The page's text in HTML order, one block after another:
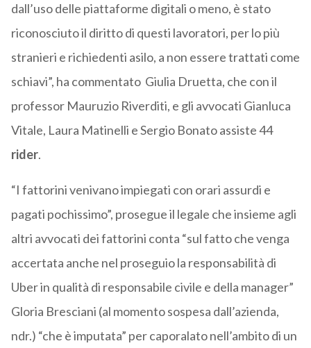
dall’uso delle piattaforme digitali o meno, è stato
riconosciuto il diritto di questi lavoratori, per lo più
stranieri e richiedenti asilo, a non essere trattati come
schiavi”, ha commentato Giulia Druetta, che con il
professor Mauruzio Riverditi, e gli avvocati Gianluca
Vitale, Laura Matinelli e Sergio Bonato assiste 44
rider.
“I fattorini venivano impiegati con orari assurdi e
pagati pochissimo”, prosegue il legale che insieme agli
altri avvocati dei fattorini conta “sul fatto che venga
accertata anche nel proseguio la responsabilità di
Uber in qualità di responsabile civile e della manager”
Gloria Bresciani (al momento sospesa dall’azienda,
ndr.) “che è imputata” per caporalato nell’ambito di un